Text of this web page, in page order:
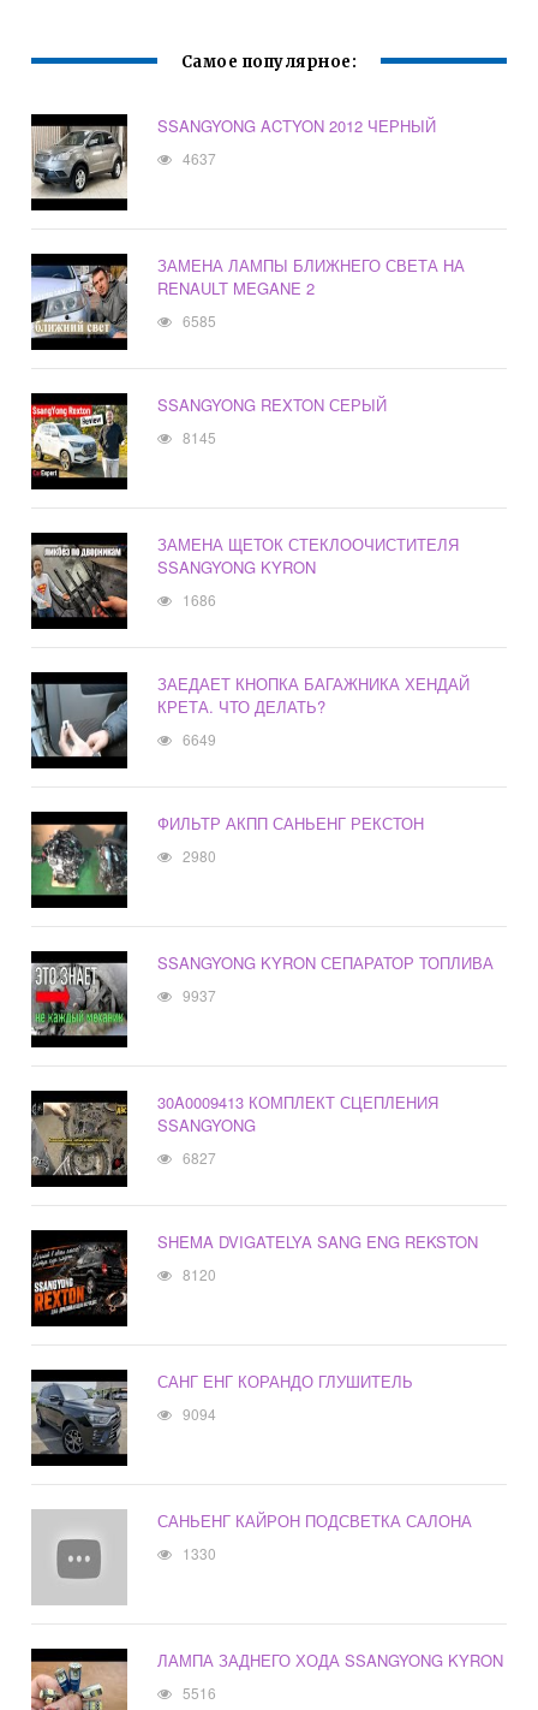
Самое популярное:
SSANGYONG ACTYON 2012 ЧЕРНЫЙ
4637
ЗАМЕНА ЛАМПЫ БЛИЖНЕГО СВЕТА НА
RENAULT MEGANE 2
6585
SSANGYONG REXTON СЕРЫЙ
8145
ЗАМЕНА ЩЕТОК СТЕКЛООЧИСТИТЕЛЯ
SSANGYONG KYRON
1686
ЗАЕДАЕТ КНОПКА БАГАЖНИКА ХЕНДАЙ
КРЕТА. ЧТО ДЕЛАТЬ?
6649
ФИЛЬТР АКПП САНЬЕНГ РЕКСТОН
2980
SSANGYONG KYRON СЕПАРАТОР ТОПЛИВА
9937
30A0009413 КОМПЛЕКТ СЦЕПЛЕНИЯ
SSANGYONG
6827
SHEMA DVIGATELYA SANG ENG REKSTON
8120
САНГ ЕНГ КОРАНДО ГЛУШИТЕЛЬ
9094
САНЬЕНГ КАЙРОН ПОДСВЕТКА САЛОНА
1330
ЛАМПА ЗАДНЕГО ХОДА SSANGYONG KYRON
5516